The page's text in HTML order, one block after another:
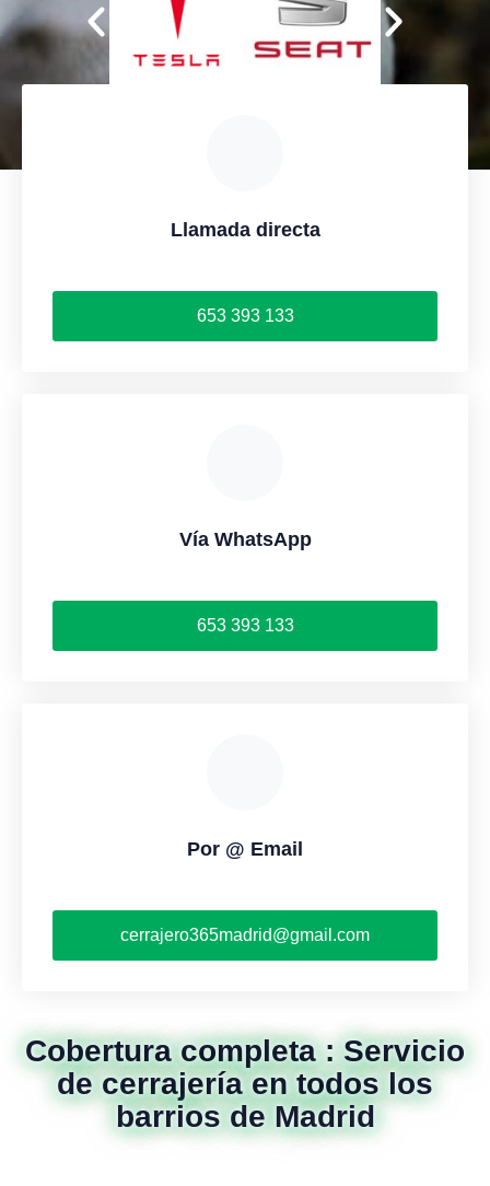
Llamada directa
653 393 133
Vía WhatsApp
653 393 133
Por @ Email
cerrajero365madrid@gmail.com
Cobertura completa : Servicio
de cerrajería en todos los
barrios de Madrid